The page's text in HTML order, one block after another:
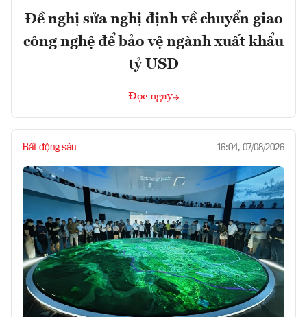
Đề nghị sửa nghị định về chuyển giao
công nghệ để bảo vệ ngành xuất khẩu
tỷ USD
Đọc ngay
Bất động sản 16:04, 07/08/2026